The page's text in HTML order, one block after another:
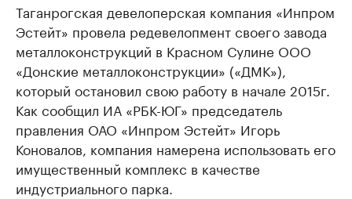
Таганрогская девелоперская компания «Инпром
Эстейт» провела редевелопмент своего завода
металлоконструкций в Красном Сулине ООО
«Донские металлоконструкции» («ДМК»),
который остановил свою работу в начале 2015г.
Как сообщил ИА «РБК-ЮГ» председатель
правления ОАО «Инпром Эстейт» Игорь
Коновалов, компания намерена использовать его
имущественный комплекс в качестве
индустриального парка.